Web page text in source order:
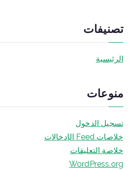
تصنيفات
الرئيسية
منوعات
تسجيل الدخول
خلاصات Feed الإدخالات
خلاصة التعليقات
WordPress.org